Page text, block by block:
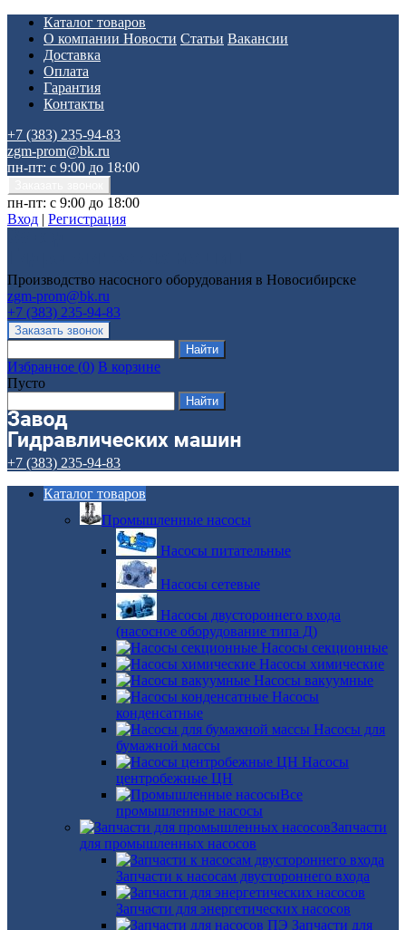
Каталог товаров
О компании Новости Статьи Вакансии
Доставка
Оплата
Гарантия
Контакты
+7 (383) 235-94-83
zgm-prom@bk.ru
пн-пт: с 9:00 до 18:00
пн-пт: с 9:00 до 18:00
Вход | Регистрация
Производство насосного оборудования в Новосибирске
zgm-prom@bk.ru
+7 (383) 235-94-83
Избранное (0) В корзине
Пусто
+7 (383) 235-94-83
Каталог товаров
Промышленные насосы
Насосы питательные
Насосы сетевые
Насосы двустороннего входа
(насосное оборудование типа Д)
Насосы секционные
Насосы химические
Насосы вакуумные
Насосы
конденсатные
Насосы для
бумажной массы
Насосы
центробежные ЦН
Все
промышленные насосы
Запчасти
для промышленных насосов
Запчасти к насосам двустороннего входа
Запчасти для энергетических насосов
Запчасти для